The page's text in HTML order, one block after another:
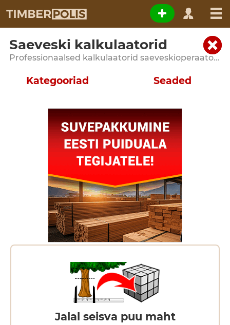
Saeveski kalkulaatorid
Professionaalsed kalkulaatorid saeveskioperaatoritele ja puidutöötlemisettevõtetele
Kategooriad
Jalal seisva puu maht
Seaded